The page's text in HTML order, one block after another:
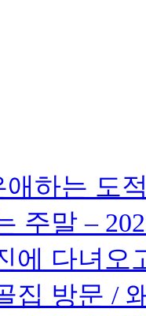
하는 도
주말 –
에 다녀오
집 방문 /